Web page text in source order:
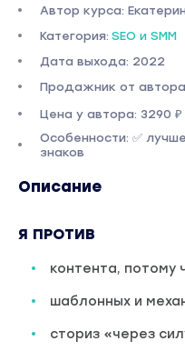
Автор курса:
Категория: SEO и SMM
Дата выхода: 2022
Продажник от
Цена у автора: 3290 ₽
Особенности: ✅
знаков
Описание
Я ПРОТИВ
контента, потому
шаблонных и
сториз «через